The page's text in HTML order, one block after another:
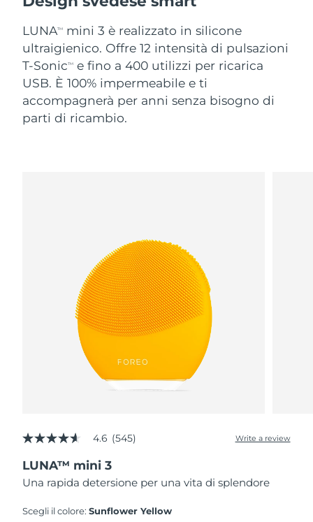
LUNATM
mini 3 è realizzato in silicone
ultraigienico. Offre 12 intensità di pulsazioni
T-SonicTM
e fino a 400 utilizzi per ricarica
USB. È 100% impermeabile e ti
accompagnerà per anni senza bisogno di
parti di ricambio.
4.6
of
5
stars,
rating
4.6 (545) Write a review
LUNA™ mini 3
Una rapida detersione per una vita di splendore
Scegli il colore:Sunflower Yellow